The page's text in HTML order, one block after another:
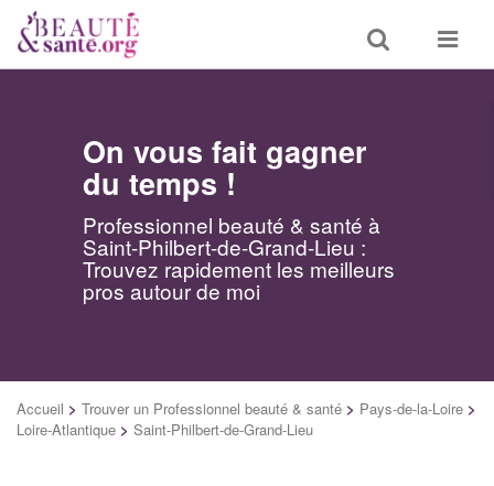
Toggle
search
Toggle
On vous fait gagner
du temps !
Professionnel beauté & santé à
Saint-Philbert-de-Grand-Lieu :
Trouvez rapidement les meilleurs
pros autour de moi
Accueil > Trouver un Professionnel beauté & santé > Pays-de-la-Loire >
Loire-Atlantique > Saint-Philbert-de-Grand-Lieu